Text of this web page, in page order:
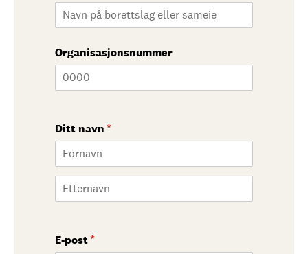
Organisasjonsnummer
Ditt navn*
(nødvendig)
E-post*
(nødvendig)